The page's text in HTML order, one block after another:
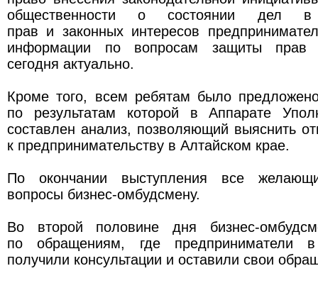
общественности о состоянии дел
прав и законных интересов
информации по вопросам защиты прав
сегодня актуально.
Кроме того, всем ребятам было предложено
по результатам которой в Аппарате
составлен анализ, позволяющий выяснить
к предпринимательству в Алтайском крае.
По окончании выступления все
вопросы бизнес-омбудсмену.
Во второй половине дня бизнес-
по обращениям, где предприниматели
получили консультации и оставили свои